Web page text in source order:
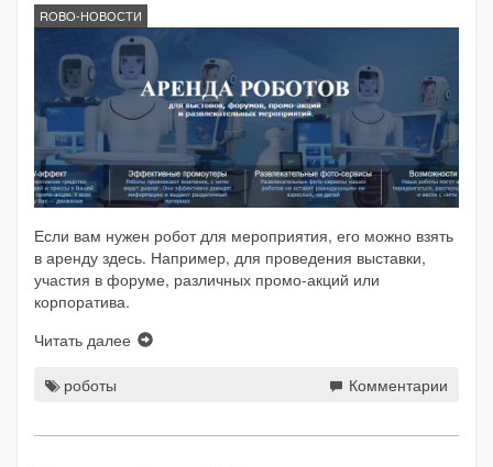
ROBO-НОВОСТИ
Если вам нужен робот для мероприятия, его можно взять
в аренду здесь. Например, для проведения выставки,
участия в форуме, различных промо-акций или
корпоратива.
Читать далее
роботы Комментарии